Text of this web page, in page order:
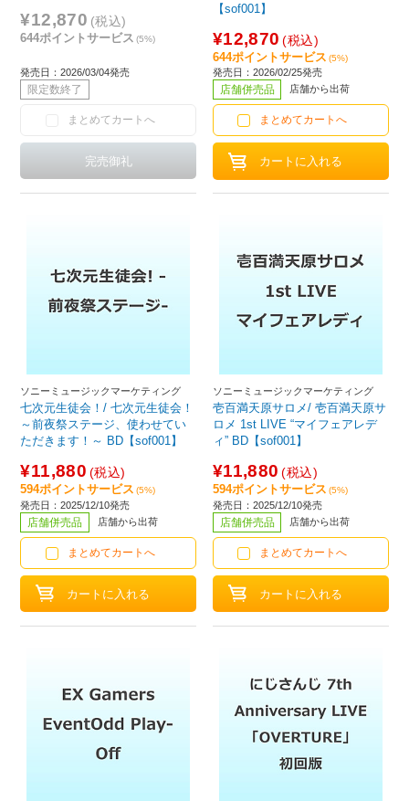
¥12,870 (税込)
644ポイントサービス (5%)
発売日：2026/03/04発売
限定数終了
まとめてカートへ
【sof001】
¥12,870 (税込)
644ポイントサービス (5%)
発売日：2026/02/25発売
店舗併売品 店舗から出荷
まとめてカートへ
ソニーミュージックマーケティング
七次元生徒会！/ 七次元生徒会！
～前夜祭ステージ、使わせてい
ただきます！～ BD【sof001】
¥11,880 (税込)
594ポイントサービス (5%)
発売日：2025/12/10発売
店舗併売品 店舗から出荷
まとめてカートへ
ソニーミュージックマーケティング
壱百満天原サロメ/ 壱百満天原サ
ロメ 1st LIVE “マイフェアレデ
ィ” BD【sof001】
¥11,880 (税込)
594ポイントサービス (5%)
発売日：2025/12/10発売
店舗併売品 店舗から出荷
まとめてカートへ